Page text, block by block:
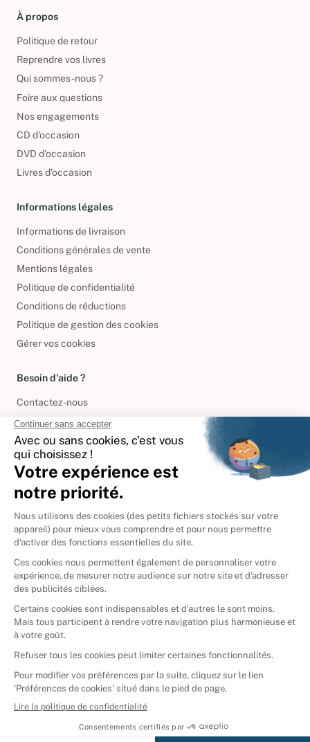
À propos
Politique de retour
Reprendre vos livres
Qui sommes-nous ?
Foire aux questions
Nos engagements
CD d'occasion
DVD d'occasion
Livres d’occasion
Informations légales
Informations de livraison
Conditions générales de vente
Mentions légales
Politique de confidentialité
Conditions de réductions
Politique de gestion des cookies
Gérer vos cookies
Besoin d'aide ?
Contactez-nous
International
🇪🇸Espagne
🇮🇹Italie
Donner vos livres
Ammareal © 2026